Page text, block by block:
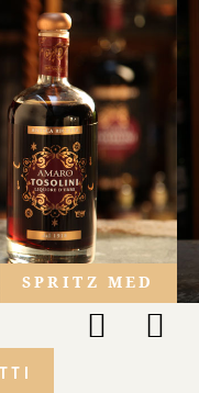
SPRITZ MED